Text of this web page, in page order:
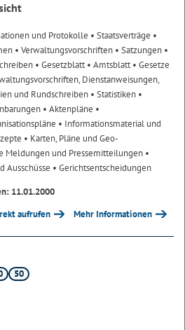
und Protokolle • Staatsverträge •
• Verwaltungsvorschriften • Satzungen •
• Gesetzblatt• Amtsblatt• Gesetze
Dienstanweisungen,
und Rundschreiben • Statistiken •
• Aktenpläne •
• Informationsmaterial und
• Karten, Pläne und Geo-
Meldungen und Pressemitteilungen •
Ausschüsse • Gerichtsentscheidungen
11.01.2000
aufrufen Mehr Informationen
50